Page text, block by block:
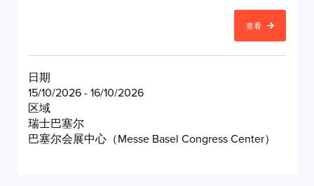
查看
日期
15/10/2026 - 16/10/2026
区域
瑞士巴塞尔
巴塞尔会展中心（Messe Basel Congress Center）